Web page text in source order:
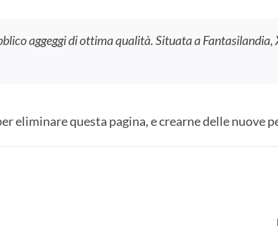
aggeggi di ottima qualità. Situata a
eliminare questa pagina, e crearne delle